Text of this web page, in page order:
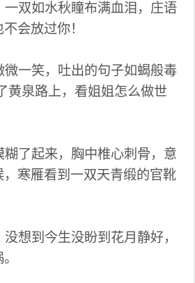
双如水秋瞳布满血泪，庄语
会放过你！
一笑，吐出的句子如蝎般毒
黄泉路上，看姐姐怎么做世
了起来，胸中椎心刺骨，意
寒雁看到一双天青缎的官靴
想到今生没盼到花月静好，